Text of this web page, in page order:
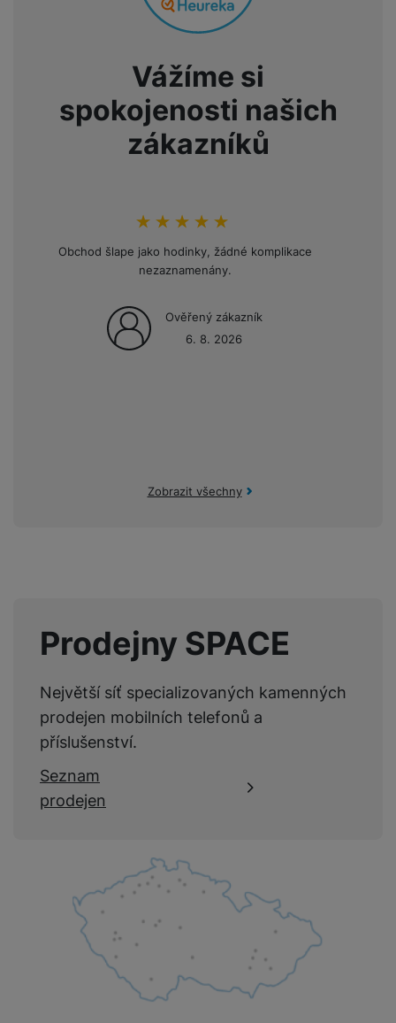
m
Vážíme si
spokojenosti našich
zákazníků
hodnoceni_zakazniku
100 %
Obchod šlape jako hodinky, žádné komplikace
nezaznamenány.
Ověřený zákazník
6. 8. 2026
Zobrazit všechny
Prodejny SPACE
Největší síť specializovaných kamenných
prodejen mobilních telefonů a
příslušenství.
Seznam
prodejen